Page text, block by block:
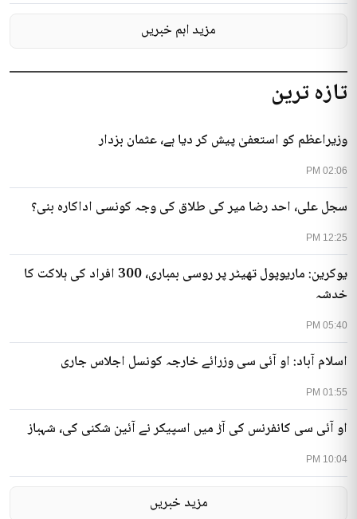
تازہ ترین
02:06 PM
وزیراعظم کو استعفیٰ پیش کر دیا ہے، عثمان بزدار
12:25 PM
سجل علی، احد رضا میر کی طلاق کی وجہ کونسی اداکارہ بنی؟
05:40 PM
یوکرین: ماریوپول تھیٹر پر روسی بمباری، 300 افراد کی ہلاکت کا
خدشہ
01:55 PM
اسلام آباد: او آئی سی وزرائے خارجہ کونسل اجلاس جاری
10:04 PM
او آئی سی کانفرنس کی آڑ میں اسپیکر نے آئین شکنی کی، شہباز
مزید خبریں
مزید اہم خبریں